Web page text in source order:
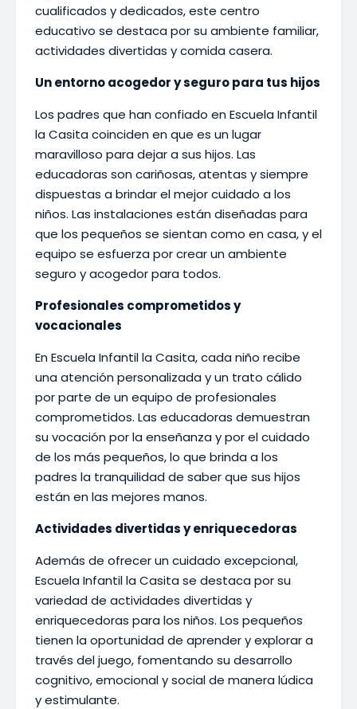
cualificados y dedicados, este centro
educativo se destaca por su ambiente familiar,
actividades divertidas y comida casera.
Un entorno acogedor y seguro para tus hijos
Los padres que han confiado en Escuela Infantil
la Casita coinciden en que es un lugar
maravilloso para dejar a sus hijos. Las
educadoras son cariñosas, atentas y siempre
dispuestas a brindar el mejor cuidado a los
niños. Las instalaciones están diseñadas para
que los pequeños se sientan como en casa, y el
equipo se esfuerza por crear un ambiente
seguro y acogedor para todos.
Profesionales comprometidos y
vocacionales
En Escuela Infantil la Casita, cada niño recibe
una atención personalizada y un trato cálido
por parte de un equipo de profesionales
comprometidos. Las educadoras demuestran
su vocación por la enseñanza y por el cuidado
de los más pequeños, lo que brinda a los
padres la tranquilidad de saber que sus hijos
están en las mejores manos.
Actividades divertidas y enriquecedoras
Además de ofrecer un cuidado excepcional,
Escuela Infantil la Casita se destaca por su
variedad de actividades divertidas y
enriquecedoras para los niños. Los pequeños
tienen la oportunidad de aprender y explorar a
través del juego, fomentando su desarrollo
cognitivo, emocional y social de manera lúdica
y estimulante.